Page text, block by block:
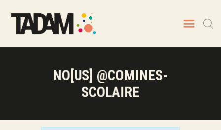
NO[US] @COMINES-
SCOLAIRE
TADAM
Prochaines dates